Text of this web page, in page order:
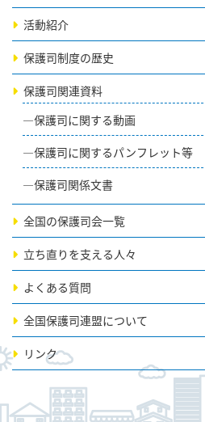
活動紹介
保護司制度の歴史
保護司関連資料
保護司に関する動画
保護司に関するパンフレット等
保護司関係文書
全国の保護司会一覧
立ち直りを支える人々
よくある質問
全国保護司連盟について
リンク